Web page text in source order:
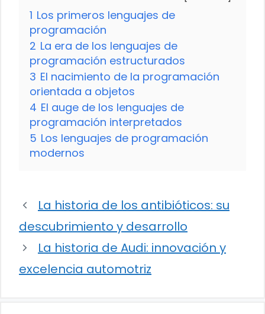
1 Los primeros lenguajes de
programación
2 La era de los lenguajes de
programación estructurados
3 El nacimiento de la programación
orientada a objetos
4 El auge de los lenguajes de
programación interpretados
5 Los lenguajes de programación
modernos
La historia de los antibióticos: su
descubrimiento y desarrollo
La historia de Audi: innovación y
excelencia automotriz